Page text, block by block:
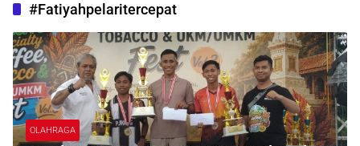
#Fatiyahpelaritercepat
OLAHRAGA